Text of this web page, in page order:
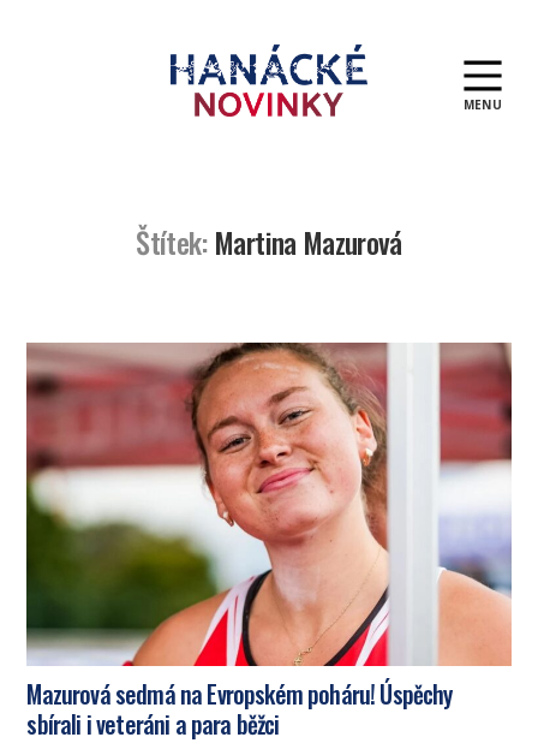
MENU
Štítek: Martina Mazurová
Mazurová sedmá na Evropském poháru! Úspěchy
sbírali i veteráni a para běžci